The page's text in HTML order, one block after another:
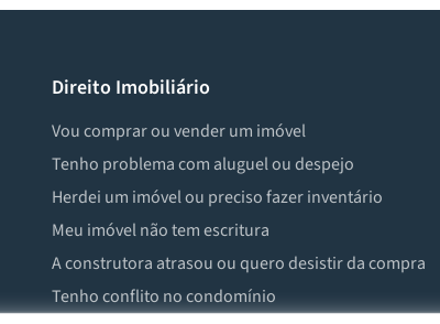
Direito Imobiliário
Vou comprar ou vender um imóvel
Tenho problema com aluguel ou despejo
Herdei um imóvel ou preciso fazer inventário
Meu imóvel não tem escritura
A construtora atrasou ou quero desistir da compra
Tenho conflito no condomínio